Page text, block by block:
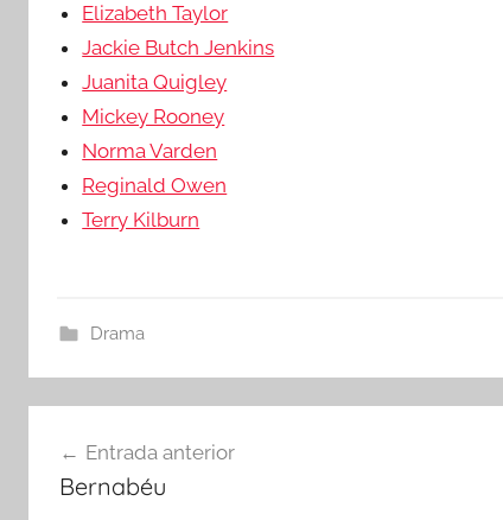
Elizabeth Taylor
Jackie Butch Jenkins
Juanita Quigley
Mickey Rooney
Norma Varden
Reginald Owen
Terry Kilburn
Drama
Navegación
de
Entrada anterior
Bernabéu